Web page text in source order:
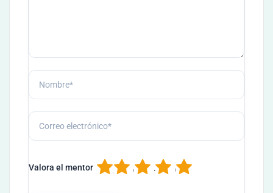
Valora el mentor 5
4
3
2
1